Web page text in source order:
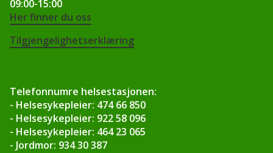
09:00-15:00
Her finner du oss
Tilgjengelighetserklæring
Telefonnumre helsestasjonen:
- Helsesykepleier: 474 66 850
- Helsesykepleier: 922 58 096
- Helsesykepleier: 464 23 065
- Jordmor: 934 30 387